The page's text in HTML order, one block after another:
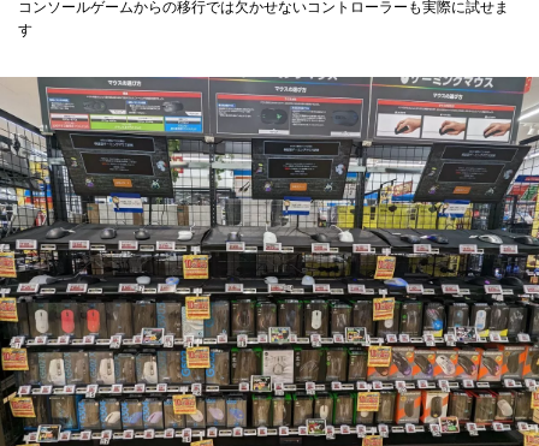
コンソールゲームからの移行では欠かせないコントローラーも実際に試せま
す